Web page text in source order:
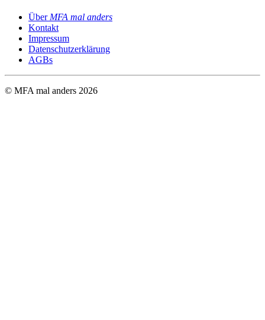
Über MFA mal anders
Kontakt
Impressum
Datenschutzerklärung
AGBs
© MFA mal anders 2026